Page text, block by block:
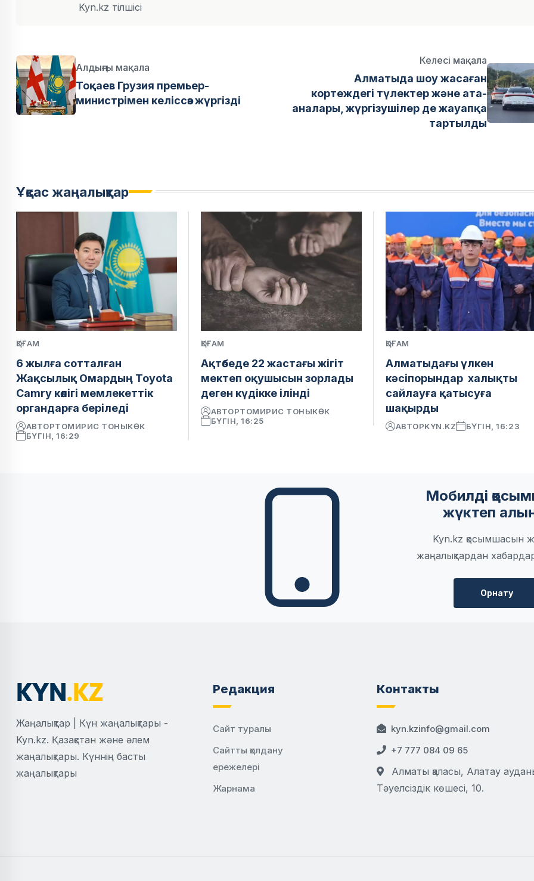
Kyn.kz тілшісі
Алдыңғы мақала
Тоқаев Грузия премьер-
министрімен келіссөз жүргізді
Келесі мақала
Алматыда шоу жасаған
кортеждегі түлектер және ата-
аналары, жүргізушілер де жауапқа
тартылды
Ұқсас жаңалықтар
ҚОҒАМ
6 жылға сотталған
Жақсылық Омардың Toyota
Camry көлігі мемлекеттік
органдарға беріледі
АВТОРТОМИРИС ТОНЫКӨК
БҮГІН, 16:29
ҚОҒАМ
Ақтөбеде 22 жастағы жігіт
мектеп оқушысын зорлады
деген күдікке ілінді
АВТОРТОМИРИС ТОНЫКӨК
БҮГІН, 16:25
ҚОҒАМ
Алматыдағы үлкен
кәсіпорындар халықты
сайлауға қатысуға
шақырды
АВТОРKYN.KZ БҮГІН, 16:23
Мобилді
жүктеп
Kyn.kz қосымшасын
жаңалықтардан
Орнату
Жаңалықтар | Күн жаңалықтары -
Kyn.kz. Қазақстан және әлем
жаңалықтары. Күннің басты
жаңалықтары
Редакция
Сайт туралы
Сайтты қолдану
ережелері
Жарнама
Контакты
kyn.kzinfo@gmail.com
+7 777 084 09 65
Алматы қаласы, Алатау
Тәуелсіздік көшесі, 10.